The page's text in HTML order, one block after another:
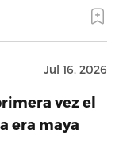
Jul 16, 2026
vez el
era maya